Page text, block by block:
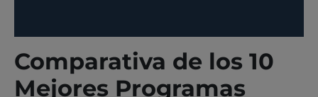
Comparativa de los 10
Mejores Programas